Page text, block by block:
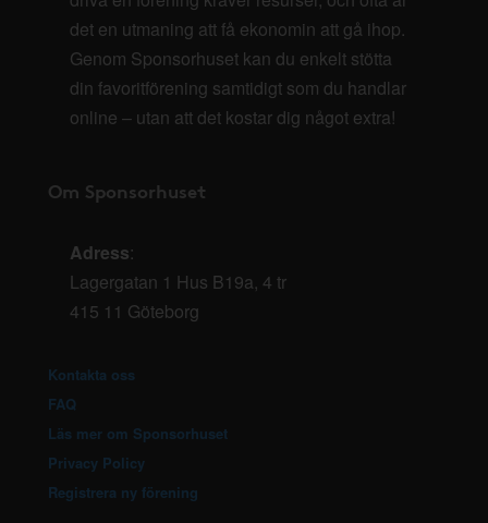
det en utmaning att få ekonomin att gå ihop.
Genom Sponsorhuset kan du enkelt stötta
din favoritförening samtidigt som du handlar
online – utan att det kostar dig något extra!
Om Sponsorhuset
Adress:
Lagergatan 1 Hus B19a, 4 tr
415 11 Göteborg
Kontakta oss
FAQ
Läs mer om Sponsorhuset
Privacy Policy
Registrera ny förening